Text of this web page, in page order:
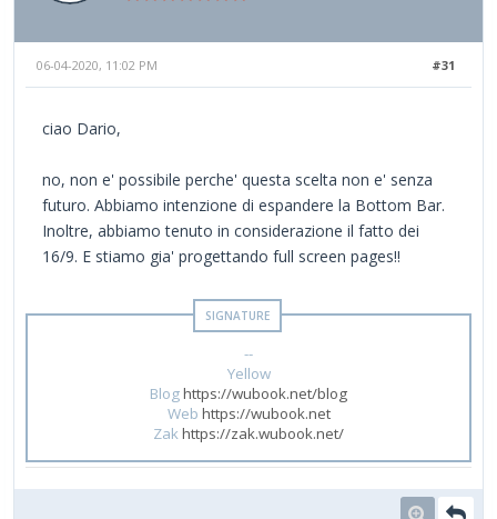
#31
06-04-2020, 11:02 PM
ciao Dario,
no, non e' possibile perche' questa scelta non e' senza
futuro. Abbiamo intenzione di espandere la Bottom Bar.
Inoltre, abbiamo tenuto in considerazione il fatto dei
16/9. E stiamo gia' progettando full screen pages!!
--
Yellow
Bloghttps://wubook.net/blog
Web https://wubook.net
Zakhttps://zak.wubook.net/